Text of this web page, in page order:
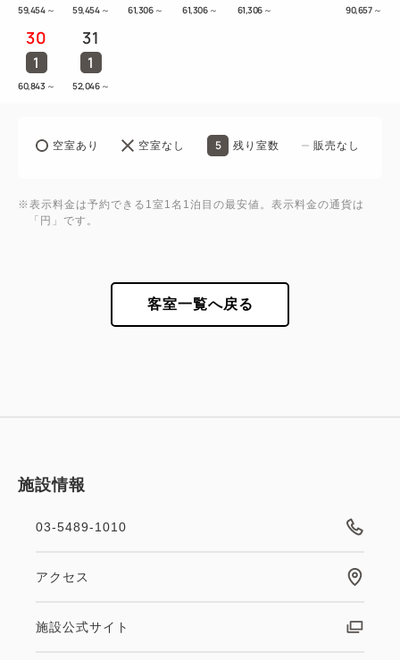
59,454 ～ 59,454 ～ 61,306 ～ 61,306 ～ 61,306 ～ 90,657 ～
30
1
60,843 ～
31
1
52,046 ～
空室あり 空室なし 5 残り室数 販売なし
※表示料金は予約できる1室1名1泊目の最安値。表示料金の通貨は
「円」です。
客室一覧へ戻る
施設情報
03-5489-1010
アクセス
施設公式サイト